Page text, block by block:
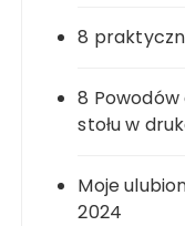
8
8 Powodów
stołu w
Moje
2024